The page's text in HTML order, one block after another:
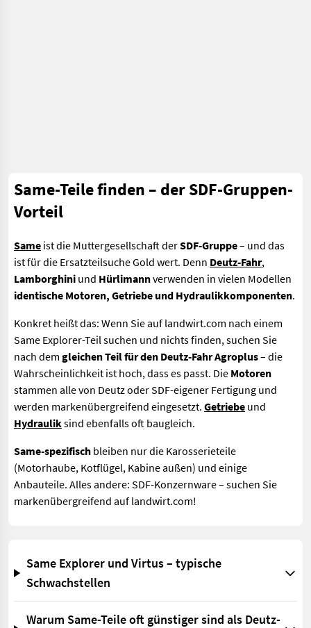
Same-Teile finden – der SDF-Gruppen-
Vorteil
Same ist die Muttergesellschaft derSDF-Gruppe– und das
ist für die Ersatzteilsuche Gold wert. Denn Deutz-Fahr,
Lamborghini und Hürlimannverwenden in vielen Modellen
identische Motoren, Getriebe und Hydraulikkomponenten.
Konkret heißt das: Wenn Sie auf landwirt.com nach einem
Same Explorer-Teil suchen und nichts finden, suchen Sie
nach dem gleichen Teil für den Deutz-Fahr Agroplus– die
Wahrscheinlichkeit ist hoch, dass es passt. Die Motoren
stammen alle von Deutz oder SDF-eigener Fertigung und
werden markenübergreifend eingesetzt. Getriebe und
Hydrauliksind ebenfalls oft baugleich.
Same-spezifisch bleiben nur die Karosserieteile
(Motorhaube, Kotflügel, Kabine außen) und einige
Anbauteile. Alles andere: SDF-Konzernware – suchen Sie
markenübergreifend auf landwirt.com!
Same Explorer und Virtus – typische
Schwachstellen
Warum Same-Teile oft günstiger sind als Deutz-